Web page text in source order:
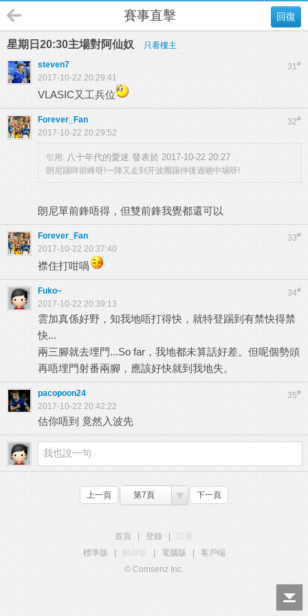
回復
賽事直擊
星期日20:30主場對阿仙奴 只看樓主
31#
steven7
2017-10-22 20:29:41
VLASIC又工兵位
32#
Forever_Fan
2017-10-22 20:29:52
引用: 八十年代的愛迷 發表於 2017-10-22 20:27
朗尼踢咩前峰呀!一陣又走到开波圈踢仲後過啲中埸呀!
朗尼單前鋒唔得，但雙前鋒我覺都還可以
33#
Forever_Fan
2017-10-22 20:37:40
襟住打咁喎
34#
Fuko~
2017-10-22 20:39:13
雲加真係好野，知我地唔打得快，就特登踢到有禁快得禁
快...
兩三腳就去埋門...So far，我地都未算話好差。但呢個勢頭
再唔埋門射番兩腳，應該好快就到我地失。
35#
pacopoon24
2017-10-22 20:42:22
估你唔到 竟然入波先
上一頁 第7頁 下一頁
首頁 登錄
標準版
觸屏版 電腦版
客戶端
© Comsenz Inc.